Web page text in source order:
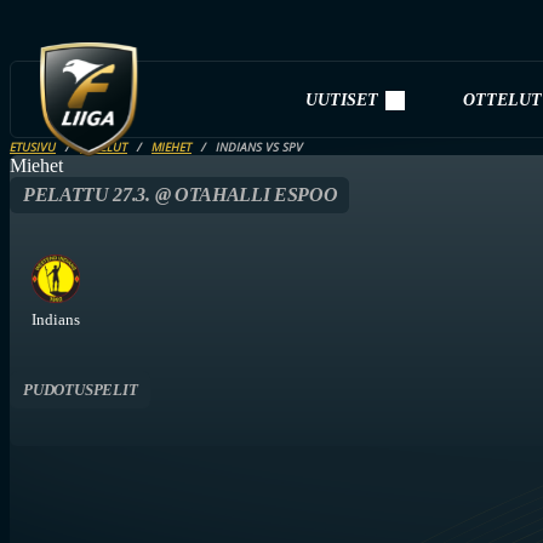
UUTISET OTTELUT
ETUSIVU OTTELUT MIEHET INDIANS VS SPV
Miehet
PELATTU 27.3. @ OTAHALLI ESPOO
Indians
PUDOTUSPELIT